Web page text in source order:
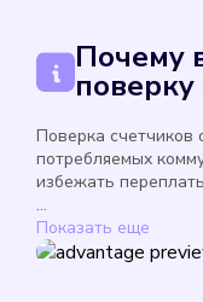
Почему
поверку
Поверка счетчиков
потребляемых
избежать
...
Показать еще